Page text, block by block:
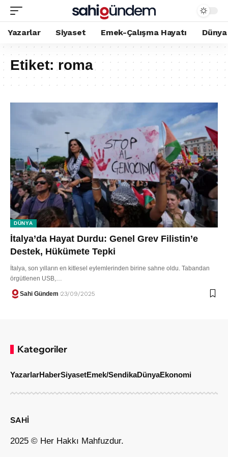
Yazarlar Siyaset Emek-Çalışma Hayatı Dünya
Etiket:roma
DÜNYA
İtalya’da Hayat Durdu: Genel Grev Filistin’e
Destek, Hükümete Tepki
İtalya, son yılların en kitlesel eylemlerinden birine sahne oldu. Tabandan
örgütlenen USB,…
Sahi Gündem 23/09/2025
Kategoriler
YazarlarHaberSiyasetEmek/SendikaDünyaEkonomi
SAHİ
2025 © Her Hakkı Mahfuzdur.